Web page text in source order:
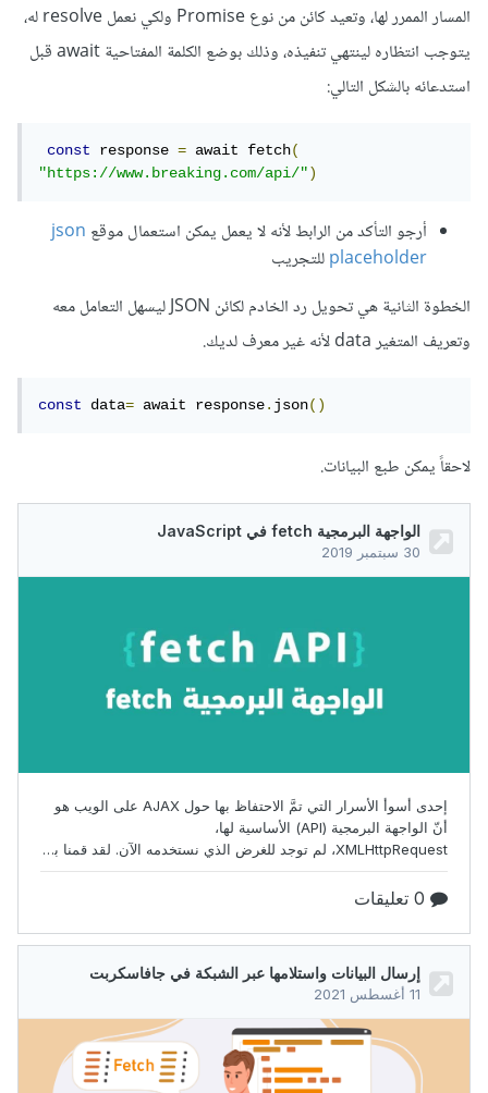
المسار الممرر لها، وتعيد كائن من نوع Promise ولكي نعمل resolve له،
يتوجب انتظاره لينتهي تنفيذه، وذلك بوضع الكلمة المفتاحية await قبل
استدعائه بالشكل التالي:
const response = await fetch(
"https://www.breaking.com/api/")
أرجو التأكد من الرابط لأنه لا يعمل يمكن استعمال موقع json
placeholderللتجريب
الخطوة الثانية هي تحويل رد الخادم لكائن JSON ليسهل التعامل معه
وتعريف المتغير data لأنه غير معرف لديك.
const data= await response.json()
لاحقاً يمكن طبع البيانات.